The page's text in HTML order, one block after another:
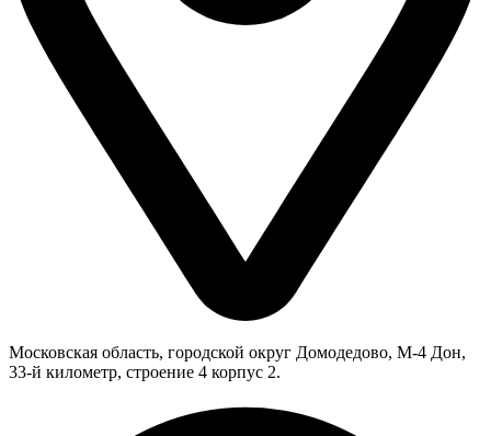
Московская область, городской округ Домодедово, М-4 Дон,
33-й километр, строение 4 корпус 2.